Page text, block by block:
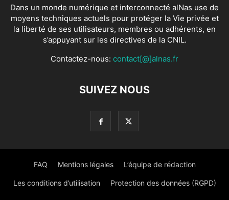
Dans un monde numérique et interconnecté alNas use de
moyens techniques actuels pour protéger la Vie privée et
la liberté de ses utilisateurs, membres ou adhérents, en
s’appuyant sur les directives de la CNIL.
Contactez-nous: contact[@]alnas.fr
SUIVEZ NOUS
FAQ Mentions légales L’équipe de rédaction
Les conditions d’utilisation Protection des données (RGPD)